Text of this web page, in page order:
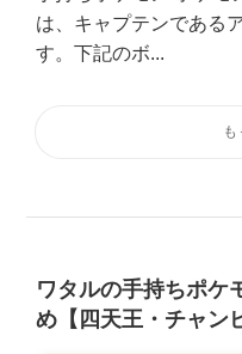
は、キャプテンである
す。下記のボ...
ワタルの手持ちポケ
め【四天王・チャン